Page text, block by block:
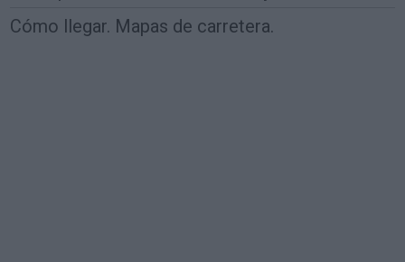
Cómo llegar. Mapas de carretera.